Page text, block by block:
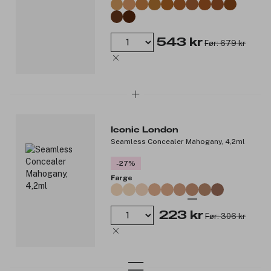
543 kr Før: 679 kr
Iconic London
Seamless Concealer Mahogany, 4,2ml
-27%
Farge
223 kr Før: 306 kr